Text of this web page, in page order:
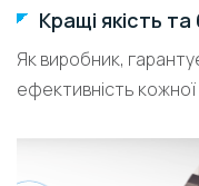
Кращі якість
Як виробник,
ефективність кожної